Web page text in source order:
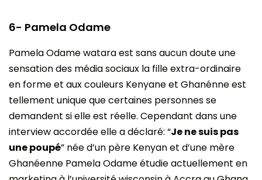
6- Pamela Odame
Pamela Odame watara est sans aucun doute une
sensation des média sociaux la fille extra-ordinaire
en forme et aux couleurs Kenyane et Ghanénne est
tellement unique que certaines personnes se
demandent si elle est réelle. Cependant dans une
interview accordée elle a déclaré: “Je ne suis pas
une poupé” née d’un père Kenyan et d’une mère
Ghanéenne Pamela Odame étudie actuellement en